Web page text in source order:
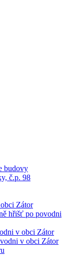
budovy
č.p. 98
Zátor
hřišť po povodni
v obci Zátor
v obci Zátor